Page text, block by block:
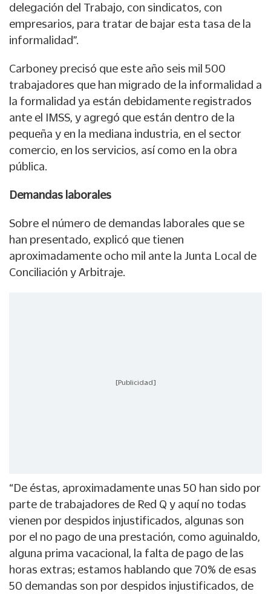
delegación del Trabajo, con sindicatos, con
empresarios, para tratar de bajar esta tasa de la
informalidad”.
Carboney precisó que este año seis mil 500
trabajadores que han migrado de la informalidad a
la formalidad ya están debidamente registrados
ante el IMSS, y agregó que están dentro de la
pequeña y en la mediana industria, en el sector
comercio, en los servicios, así como en la obra
pública.
Demandas laborales
Sobre el número de demandas laborales que se
han presentado, explicó que tienen
aproximadamente ocho mil ante la Junta Local de
Conciliación y Arbitraje.
[Publicidad]
“De éstas, aproximadamente unas 50 han sido por
parte de trabajadores de Red Q y aquí no todas
vienen por despidos injustificados, algunas son
por el no pago de una prestación, como aguinaldo,
alguna prima vacacional, la falta de pago de las
horas extras; estamos hablando que 70% de esas
50 demandas son por despidos injustificados, de